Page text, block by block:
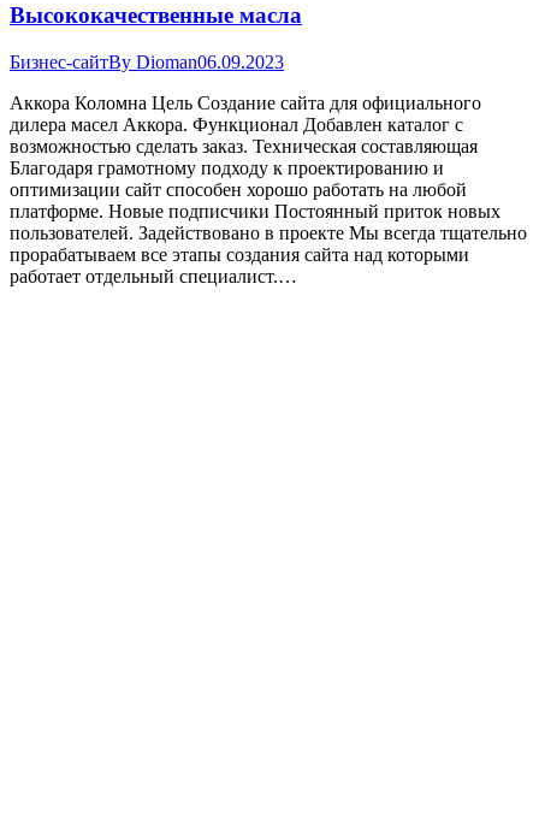
Высококачественные масла
Бизнес-сайтBy Dioman06.09.2023
Аккора Коломна Цель Создание сайта для официального
дилера масел Аккора. Функционал Добавлен каталог с
возможностью сделать заказ. Техническая составляющая
Благодаря грамотному подходу к проектированию и
оптимизации сайт способен хорошо работать на любой
платформе. Новые подписчики Постоянный приток новых
пользователей. Задействовано в проекте Мы всегда тщательно
прорабатываем все этапы создания сайта над которыми
работает отдельный специалист.…